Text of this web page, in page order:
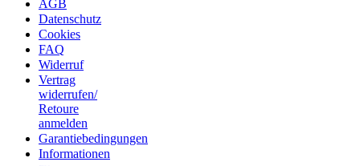
AGB
Datenschutz
Cookies
FAQ
Widerruf
Vertrag
widerrufen/
Retoure
anmelden
Garantiebedingungen
Informationen